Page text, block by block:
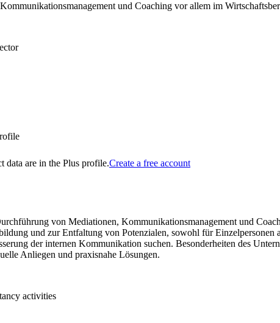
und Coaching vor allem im
data are in the Plus profile.Create a free account
von Mediationen, Kommunikationsmanagement und
und zur Entfaltung von Potenzialen, sowohl für
der internen Kommunikation suchen. Besonderheiten des
Anliegen und praxisnahe Lösungen.
activities